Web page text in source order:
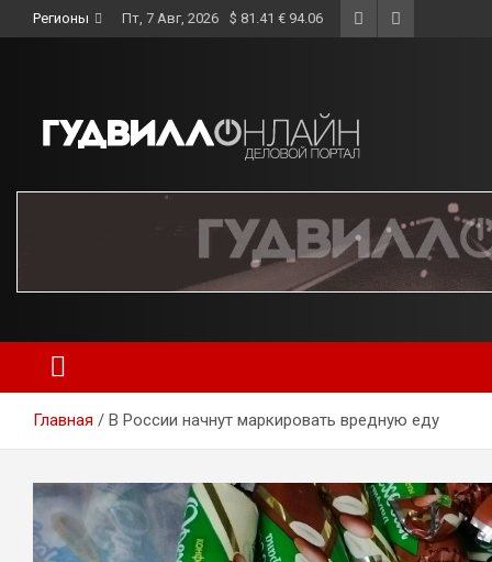
to
Регионы Пт, 7 Авг, 2026 $ 81.41 € 94.06
Главная В России начнут маркировать вредную еду